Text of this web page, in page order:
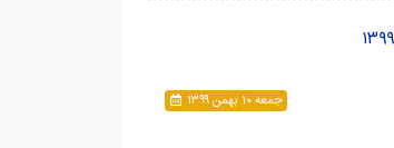
جمعه ۱۰ بهمن ۱۳۹۹